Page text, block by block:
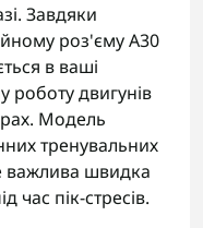
Завдяки
роз'єму A30
в ваші
роботу двигунів
Модель
тренувальних
важлива швидка
час пік-стресів.